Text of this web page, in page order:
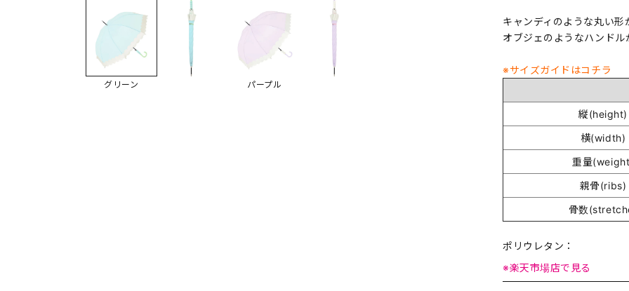
グリーン パープル
キャンディのような丸い
オブジェのようなハンドル
※サイズガイドはコチラ
縦(height)
横(width)
重量
親骨(ribs)
骨数
ポリウレタン：
※楽天市場店で見る